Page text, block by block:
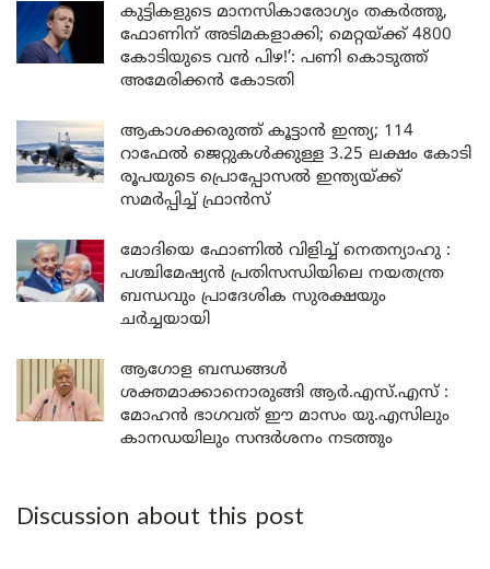
കുട്ടികളുടെ മാനസികാരോഗ്യം തകർത്തു,
ഫോണിന് അടിമകളാക്കി; മെറ്റയ്ക്ക് 4800
കോടിയുടെ വൻ പിഴ!’: പണി കൊടുത്ത്
അമേരിക്കൻ കോടതി
ആകാശക്കരുത്ത് കൂട്ടാൻ ഇന്ത്യ; 114
റാഫേൽ ജെറ്റുകൾക്കുള്ള 3.25 ലക്ഷം കോടി
രൂപയുടെ പ്രൊപ്പോസൽ ഇന്ത്യയ്ക്ക്
സമർപ്പിച്ച് ഫ്രാൻസ്
മോദിയെ ഫോണിൽ വിളിച്ച് നെതന്യാഹു :
പശ്ചിമേഷ്യൻ പ്രതിസന്ധിയിലെ നയതന്ത്ര
ബന്ധവും പ്രാദേശിക സുരക്ഷയും
ചർച്ചയായി
ആഗോള ബന്ധങ്ങൾ
ശക്തമാക്കാനൊരുങ്ങി ആർ.എസ്.എസ് :
മോഹൻ ഭാഗവത് ഈ മാസം യു.എസിലും
കാനഡയിലും സന്ദർശനം നടത്തും
Discussion about this post